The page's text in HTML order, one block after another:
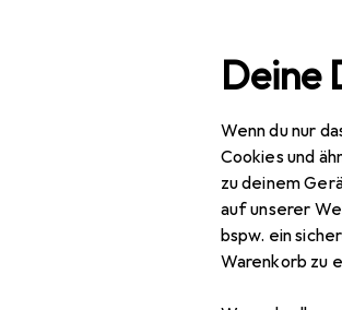
Deine
Wenn du nur
Cookies und
zu deinem
auf unserer
bspw. ein
Warenkorb zu
Navigation nach Kategorien Baumarkt